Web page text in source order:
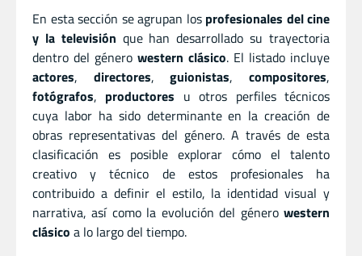
En esta sección se agrupan los profesionales del cine
y la televisión que han desarrollado su trayectoria
dentro del género western clásico. El listado incluye
actores, directores,guionistas,compositores,
fotógrafos, productores u otros perfiles técnicos
cuya labor ha sido determinante en la creación de
obras representativas del género. A través de esta
clasificación es posible explorar cómo el talento
creativo y técnico de estos profesionales ha
contribuido a definir el estilo, la identidad visual y
narrativa, así como la evolución del género western
clásico a lo largo del tiempo.